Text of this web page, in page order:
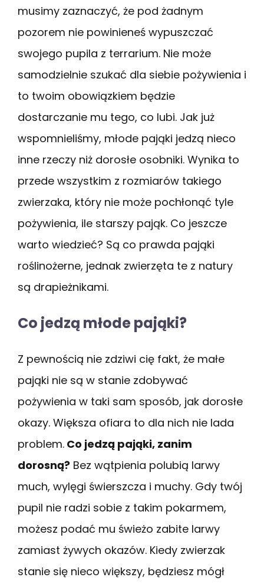
musimy zaznaczyć, że pod żadnym
pozorem nie powinieneś wypuszczać
swojego pupila z terrarium. Nie może
samodzielnie szukać dla siebie pożywienia i
to twoim obowiązkiem będzie
dostarczanie mu tego, co lubi. Jak już
wspomnieliśmy, młode pająki jedzą nieco
inne rzeczy niż dorosłe osobniki. Wynika to
przede wszystkim z rozmiarów takiego
zwierzaka, który nie może pochłonąć tyle
pożywienia, ile starszy pająk. Co jeszcze
warto wiedzieć? Są co prawda pająki
roślinożerne, jednak zwierzęta te z natury
są drapieżnikami.
Co jedzą młode pająki?
Z pewnością nie zdziwi cię fakt, że małe
pająki nie są w stanie zdobywać
pożywienia w taki sam sposób, jak dorosłe
okazy. Większa ofiara to dla nich nie lada
problem. Co jedzą pająki, zanim
dorosną? Bez wątpienia polubią larwy
much, wylęgi świerszcza i muchy. Gdy twój
pupil nie radzi sobie z takim pokarmem,
możesz podać mu świeżo zabite larwy
zamiast żywych okazów. Kiedy zwierzak
stanie się nieco większy, będziesz mógł